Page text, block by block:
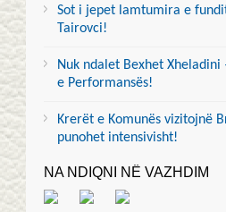
Sot i jepet lamtumira e
Tairovci!
Nuk ndalet Bexhet
e Performansës!
Krerët e Komunës vizitojnë
punohet intensivisht!
NA NDIQNI NË VAZHDIM